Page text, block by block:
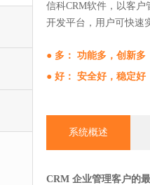
信科CRM软件，以客
开发平台，用户可快速
● 多： 功能多，创新多
● 好： 安全好，稳定好
系统概述
CRM 企业管理客户的